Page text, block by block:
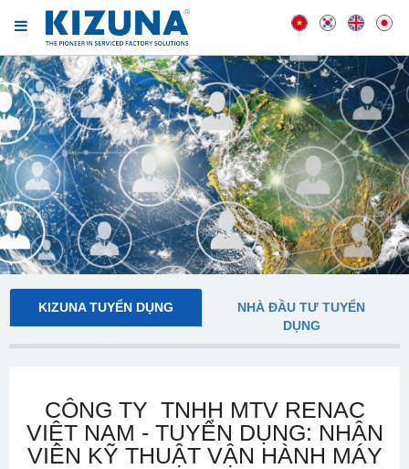
KIZUNA TUYỂN DỤNG
NHÀ ĐẦU TƯ TUYỂN
DỤNG
CÔNG TY TNHH MTV RENAC
VIỆT NAM - TUYỂN DỤNG: NHÂN
VIÊN KỸ THUẬT VẬN HÀNH MÁY